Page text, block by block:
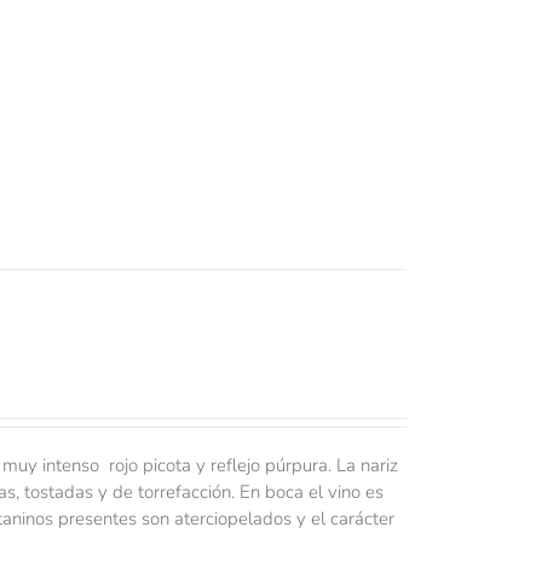
intenso rojo picota y reflejo púrpura. La nariz
tostadas y de torrefacción. En boca el vino es
presentes son aterciopelados y el carácter